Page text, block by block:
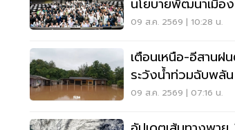
นโยบายพัฒนาเมือ
ออทิสติก-จักรยาน
09 ส.ค. 2569 | 10:28 น.
เตือนเหนือ-อีสานฝ
ระวังน้ำท่วมฉับพลั
สูง
09 ส.ค. 2569 | 07:16 น.